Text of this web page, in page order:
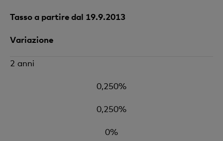
Tasso a partire dal 19.9.2013
Variazione
2 anni
0,250%
0,250%
0%